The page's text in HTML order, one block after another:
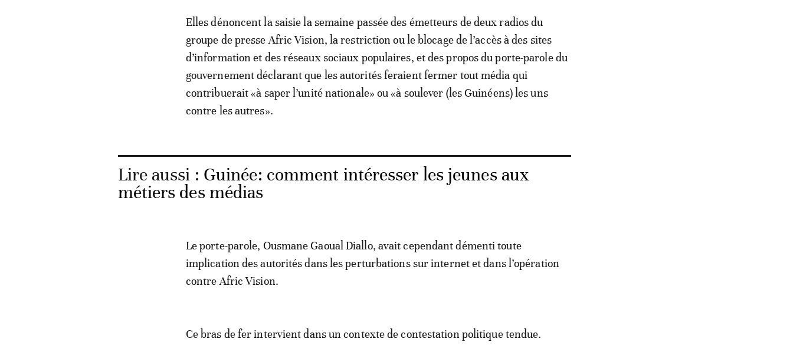
Elles dénoncent la saisie la semaine passée des émetteurs de deux radios du
groupe de presse Afric Vision, la restriction ou le blocage de l’accès à des sites
d’information et des réseaux sociaux populaires, et des propos du porte-parole du
gouvernement déclarant que les autorités feraient fermer tout média qui
contribuerait «à saper l’unité nationale» ou «à soulever (les Guinéens) les uns
contre les autres».
Lire aussi : Guinée: comment intéresser les jeunes aux
métiers des médias
Le porte-parole, Ousmane Gaoual Diallo, avait cependant démenti toute
implication des autorités dans les perturbations sur internet et dans l’opération
contre Afric Vision.
Ce bras de fer intervient dans un contexte de contestation politique tendue.